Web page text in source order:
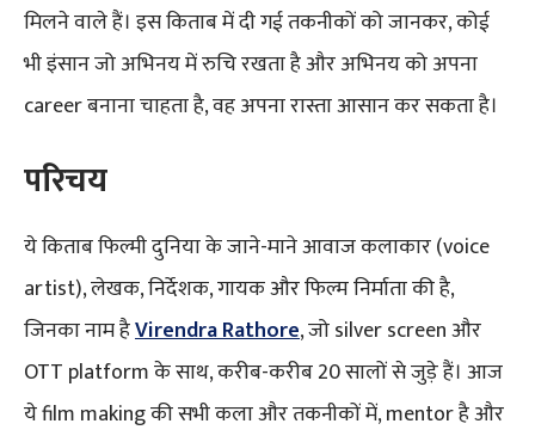
मिलने वाले हैं। इस किताब में दी गई तकनीकों को जानकर, कोई
भी इंसान जो अभिनय में रुचि रखता है और अभिनय को अपना
career बनाना चाहता है, वह अपना रास्ता आसान कर सकता है।
परिचय
ये किताब फिल्मी दुनिया के जाने-माने आवाज कलाकार (voice
artist), लेखक, निर्देशक, गायक और फिल्म निर्माता की है,
जिनका नाम हैVirendra Rathore, जो silver screen और
OTT platform के साथ, करीब-करीब 20 सालों से जुड़े हैं। आज
ये film making की सभी कला और तकनीकों में, mentor है और